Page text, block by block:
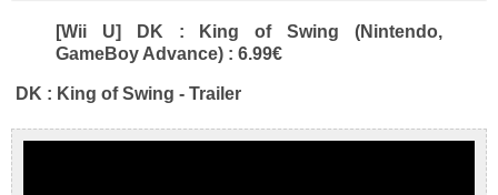
[Wii U] DK : King of Swing (Nintendo,
GameBoy Advance) : 6.99€
DK : King of Swing - Trailer